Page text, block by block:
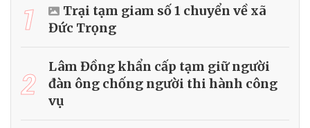
1
Trại tạm giam số 1 chuyển về xã
Đức Trọng
2
Lâm Đồng khẩn cấp tạm giữ người
đàn ông chống người thi hành công
vụ